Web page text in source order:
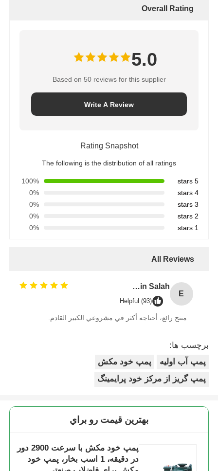
Overall Rating
5.0
Based on 50 reviews for this supplier
Write A Review
Rating Snapshot
The following is the distribution of all ratings
5 stars
100%
4 stars
0%
3 stars
0%
2 stars
0%
1 stars
0%
All Reviews
E
Engr. Muhammad Bin Salah
Helpful (93)
منتج رائع، أحتاجه أكثر في مشروعي الكبير القادم.
برچسب ها:
پمپ آب اولیه
پمپ خود مکش
پمپ گریز از مرکز خود پرایمینگ
بهترين قيمت رو براي
پمپ خود مکش با سرعت 2900 دور
در دقیقه، 1 اسب بخار، پمپ خود